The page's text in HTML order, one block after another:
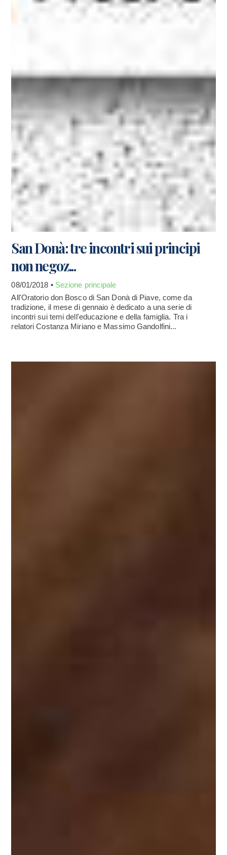
San Donà: tre incontri sui principi
non negoz...
08/01/2018 • Sezione principale
All'Oratorio don Bosco di San Donà di Piave, come da
tradizione, il mese di gennaio è dedicato a una serie di
incontri sui temi dell'educazione e della famiglia. Tra i
relatori Costanza Miriano e Massimo Gandolfini...